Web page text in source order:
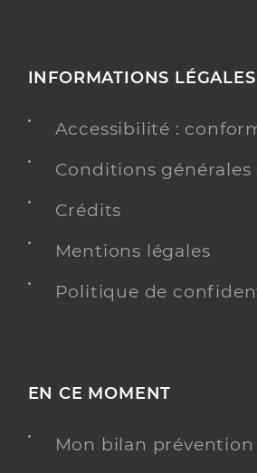
INFORMATIONS LÉGALES
Accessibilité :
Conditions
Crédits
Mentions légales
Politique de
EN CE MOMENT
Mon bilan prévention